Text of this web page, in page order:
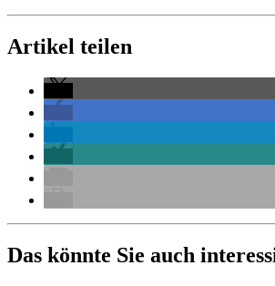
Artikel teilen
Das könnte Sie auch